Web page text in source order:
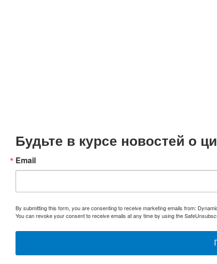
Будьте в курсе новостей о
Email
By submitting this form, you are consenting to receive marketing emails from:
You can revoke your consent to receive emails at any time by using the